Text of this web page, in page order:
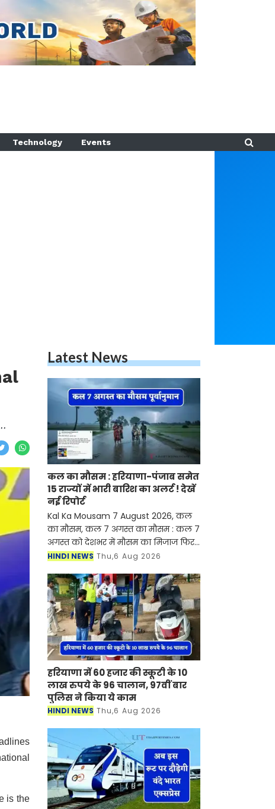
Technology Events
is the
Latest News
कल का मौसम : हरियाणा-पंजाब समेत
15 राज्यों में भारी बारिश का अलर्ट ! देखें
नई रिपोर्ट
Kal Ka Mousam 7 August 2026, कल
का मौसम, कल 7 अगस्त का मौसम : कल 7
अगस्त को देशभर में मौसम का मिजाज फिर
से बदलने वाला है। देश के कई राज्यों में
को मिल रही है, ज
HINDI NEWS Thu,6 Aug 2026
हरियाणा में 60 हजार की स्कूटी के 10
लाख रुपये के 96 चालान, 97वीं बार
पुलिस ने किया ये काम
HINDI NEWS Thu,6 Aug 2026